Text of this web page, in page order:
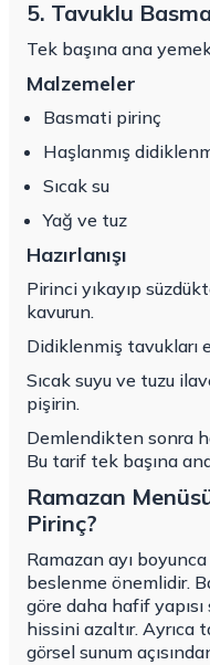
5. Tavuklu
Tek başına ana
Malzemeler
Basmati pirinç
Haşlanmış
Sıcak su
Yağ ve tuz
Hazırlanışı
Pirinci yıkayıp
kavurun.
Didiklenmiş tavukları
Sıcak suyu ve tuzu
pişirin.
Demlendikten sonra
Bu tarif tek başına
Ramazan
Pirinç?
Ramazan ayı
beslenme önemlidir.
göre daha hafif
hissini azaltır. Ayrıca
görsel sunum